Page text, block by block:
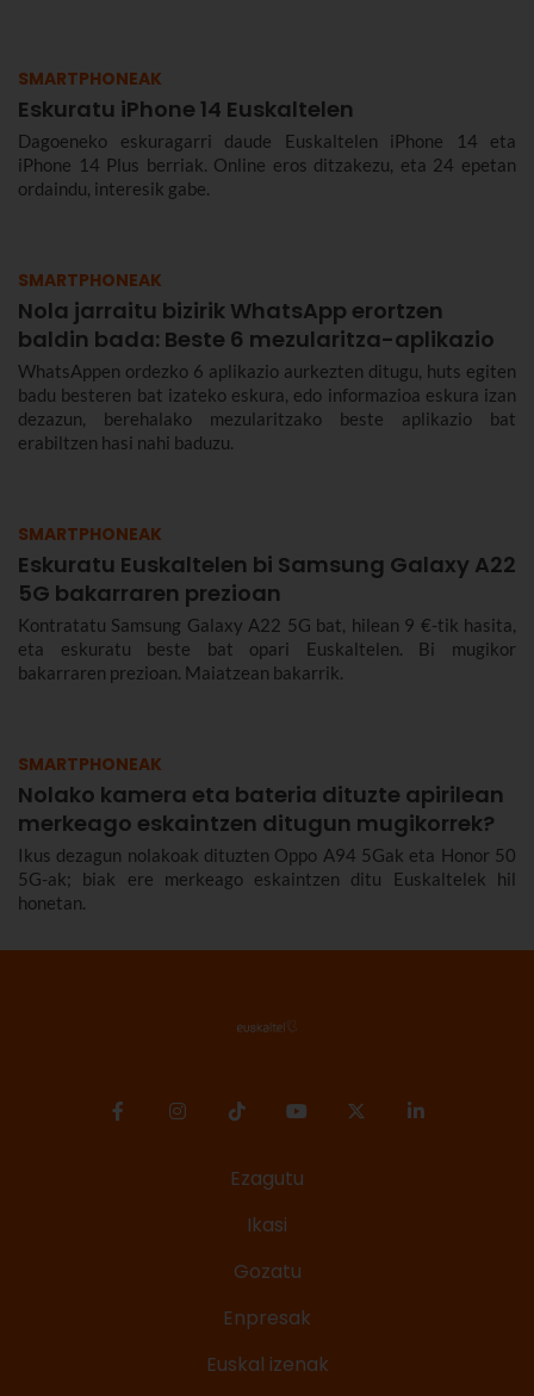
SMARTPHONEAK
Eskuratu iPhone 14 Euskaltelen
Dagoeneko eskuragarri daude Euskaltelen iPhone 14 eta
iPhone 14 Plus berriak. Online eros ditzakezu, eta 24 epetan
ordaindu, interesik gabe.
SMARTPHONEAK
Nola jarraitu bizirik WhatsApp erortzen
baldin bada: Beste 6 mezularitza-aplikazio
WhatsAppen ordezko 6 aplikazio aurkezten ditugu, huts egiten
badu besteren bat izateko eskura, edo informazioa eskura izan
dezazun, berehalako mezularitzako beste aplikazio bat
erabiltzen hasi nahi baduzu.
SMARTPHONEAK
Eskuratu Euskaltelen bi Samsung Galaxy A22
5G bakarraren prezioan
Kontratatu Samsung Galaxy A22 5G bat, hilean 9 €-tik hasita,
eta eskuratu beste bat opari Euskaltelen. Bi mugikor
bakarraren prezioan. Maiatzean bakarrik.
SMARTPHONEAK
Nolako kamera eta bateria dituzte apirilean
merkeago eskaintzen ditugun mugikorrek?
Ikus dezagun nolakoak dituzten Oppo A94 5Gak eta Honor 50
5G-ak; biak ere merkeago eskaintzen ditu Euskaltelek hil
honetan.
Ezagutu
Ikasi
Gozatu
Enpresak
Euskal izenak